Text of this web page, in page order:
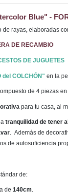
Blue" -
de rayas, elaboradas
DE RECAMBIO
DE JUGUETES
del COLCHÓN" en la
de 4 piezas
para tu casa, al
tranquilidad de tener
. Además de
de autosuficiencia
de:
de 140cm.